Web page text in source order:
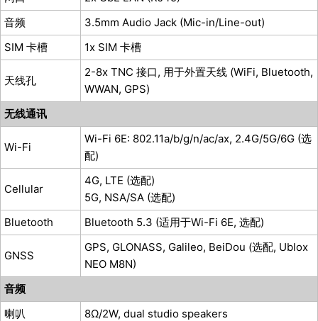
音频
3.5mm Audio Jack (Mic-in/Line-out)
SIM 卡槽
1x SIM 卡槽
天线孔
2-8x TNC 接口, 用于外置天线 (WiFi, Bluetooth,
WWAN, GPS)
无线通讯
Wi-Fi
Wi-Fi 6E: 802.11a/b/g/n/ac/ax, 2.4G/5G/6G (选
配)
Cellular
4G, LTE (选配)
5G, NSA/SA (选配)
Bluetooth
Bluetooth 5.3 (适用于Wi-Fi 6E, 选配)
GNSS
GPS, GLONASS, Galileo, BeiDou (选配, Ublox
NEO M8N)
音频
喇叭
8Ω/2W, dual studio speakers